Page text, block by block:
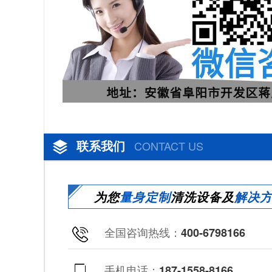
联系我们 CONTACT US
为您量身定制清洗设备及解决
全国咨询热线： 400-6798166